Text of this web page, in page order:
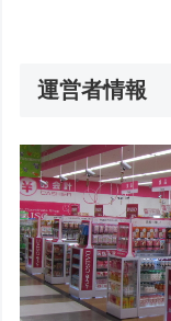
運営者情報